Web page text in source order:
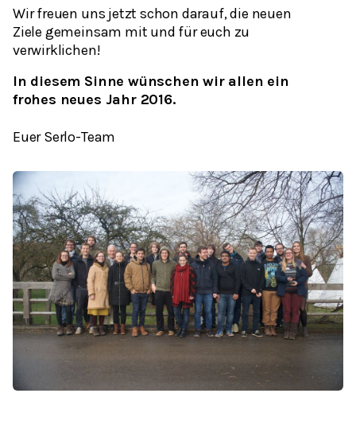
Wir freuen uns jetzt schon darauf, die neuen
Ziele gemeinsam mit und für euch zu
verwirklichen!
In diesem Sinne wünschen wir allen ein
frohes neues Jahr 2016.
Euer Serlo-Team